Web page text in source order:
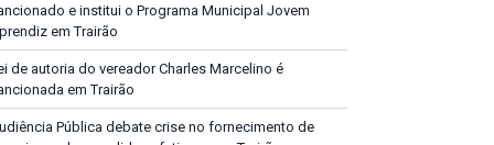
e institui o Programa Municipal Jovem
em Trairão
de autoria do vereador Charles Marcelino é
em Trairão
Pública debate crise no fornecimento de